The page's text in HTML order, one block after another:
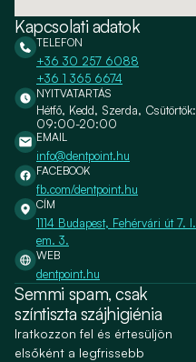
Kapcsolati adatok
TELEFON
+36 30 257 6088
+36 1 365 6674
NYITVATARTÁS
Hétfő, Kedd, Szerda, Csütörtök:
09:00-20:00
EMAIL
info@dentpoint.hu
FACEBOOK
fb.com/dentpoint.hu
CÍM
1114 Budapest, Fehérvári út 7. I.
em. 3.
WEB
dentpoint.hu
Semmi spam, csak
színtiszta szájhigiénia
Iratkozzon fel és értesüljön
elsőként a legfrissebb